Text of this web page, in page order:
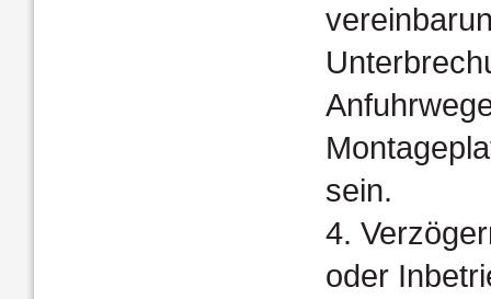
sein.
4.
oder